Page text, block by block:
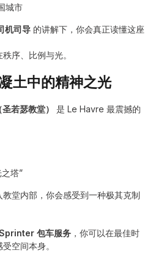
城市
机司导 的讲解下，你会真正读懂这座
序、比例与光。
土中的精神之光
若瑟教堂）
是 Le Havre 最震撼的
塔”
堂内部，你会感受到一种极其克制
包车服务 ，你可以在最佳时
空间本身。